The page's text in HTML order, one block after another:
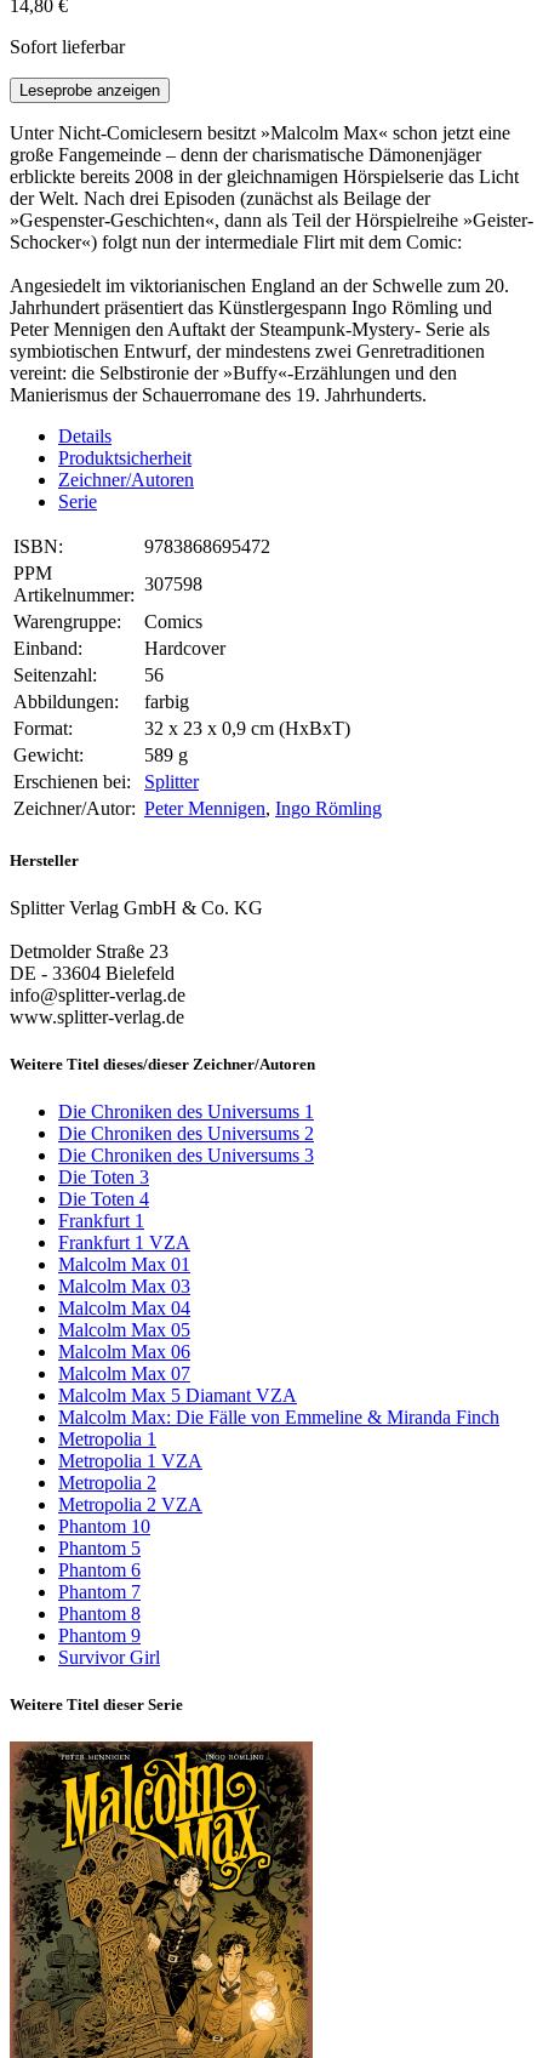
14,80 €
Sofort lieferbar
Leseprobe anzeigen
Unter Nicht-Comiclesern besitzt »Malcolm Max« schon jetzt eine
große Fangemeinde – denn der charismatische Dämonenjäger
erblickte bereits 2008 in der gleichnamigen Hörspielserie das Licht
der Welt. Nach drei Episoden (zunächst als Beilage der
»Gespenster-Geschichten«, dann als Teil der Hörspielreihe »Geister-
Schocker«) folgt nun der intermediale Flirt mit dem Comic:
Angesiedelt im viktorianischen England an der Schwelle zum 20.
Jahrhundert präsentiert das Künstlergespann Ingo Römling und
Peter Mennigen den Auftakt der Steampunk-Mystery- Serie als
symbiotischen Entwurf, der mindestens zwei Genretraditionen
vereint: die Selbstironie der »Buffy«-Erzählungen und den
Manierismus der Schauerromane des 19. Jahrhunderts.
Details
Produktsicherheit
Zeichner/Autoren
Serie
ISBN:
9783868695472
PPM
Artikelnummer:
307598
Warengruppe:
Comics
Einband:
Hardcover
Seitenzahl:
56
Abbildungen:
farbig
Format:
32 x 23 x 0,9 cm (HxBxT)
Gewicht:
589 g
Erschienen bei:
Splitter
Zeichner/Autor: Peter Mennigen, Ingo Römling
Hersteller
Splitter Verlag GmbH & Co. KG
Detmolder Straße 23
DE - 33604 Bielefeld
info@splitter-verlag.de
www.splitter-verlag.de
Weitere Titel dieses/dieser Zeichner/Autoren
Die Chroniken des Universums 1
Die Chroniken des Universums 2
Die Chroniken des Universums 3
Die Toten 3
Die Toten 4
Frankfurt 1
Frankfurt 1 VZA
Malcolm Max 01
Malcolm Max 03
Malcolm Max 04
Malcolm Max 05
Malcolm Max 06
Malcolm Max 07
Malcolm Max 5 Diamant VZA
Malcolm Max: Die Fälle von Emmeline & Miranda Finch
Metropolia 1
Metropolia 1 VZA
Metropolia 2
Metropolia 2 VZA
Phantom 10
Phantom 5
Phantom 6
Phantom 7
Phantom 8
Phantom 9
Survivor Girl
Weitere Titel dieser Serie